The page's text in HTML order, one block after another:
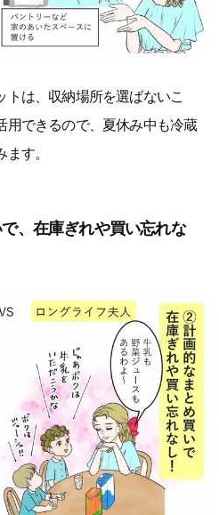
は、収納場所を選ばないこ
用できるので、夏休み中も冷蔵
す。
、在庫ぎれや買い忘れな